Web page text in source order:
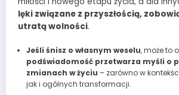
lęki związane z przyszłością,
utratą wolności.
Jeśli śnisz o własnym weselu, może to
podświadomość przetwarza myśli o
zmianach w życiu – zarówno w
jak i ogólnych transformacji.